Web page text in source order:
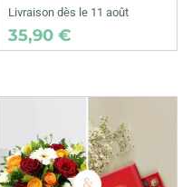
Livraison dès le 11 août
35,90 €